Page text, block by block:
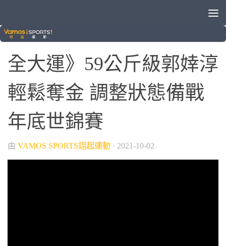
VAMOS自製節目
全大運》59公斤級郭婞淳
輕鬆奪金 調整狀態備戰
年底世錦賽
由 VAMOS SPORTS翊起運動 · 2021-10-02